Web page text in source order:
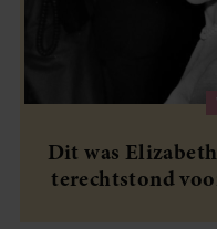
Dit was
terechtstond